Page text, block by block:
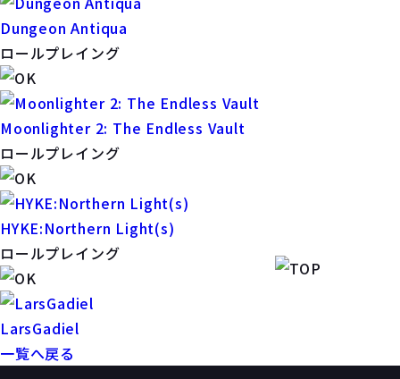
Dungeon Antiqua
ロールプレイング
Moonlighter 2: The Endless Vault
ロールプレイング
HYKE:Northern Light(s)
ロールプレイング
LarsGadiel
一覧へ戻る